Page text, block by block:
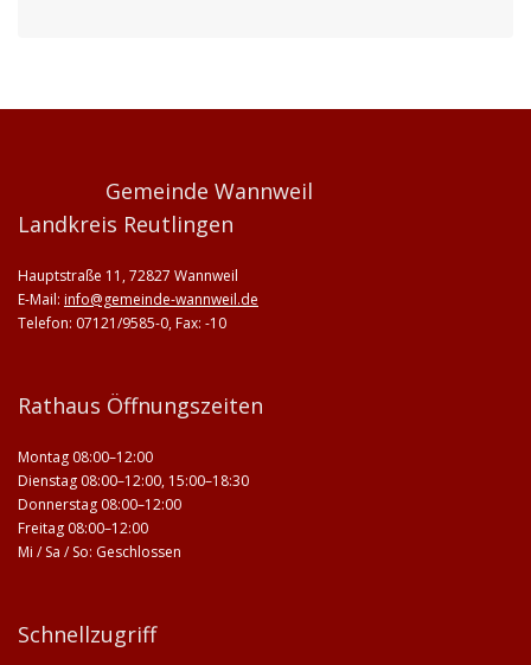
Gemeinde Wannweil
Landkreis Reutlingen
Hauptstraße 11, 72827 Wannweil
E-Mail: info@gemeinde-wannweil.de
Telefon: 07121/9585-0, Fax: -10
Rathaus Öffnungszeiten
Montag 08:00–12:00
Dienstag 08:00–12:00, 15:00–18:30
Donnerstag 08:00–12:00
Freitag 08:00–12:00
Mi / Sa / So: Geschlossen
Schnellzugriff